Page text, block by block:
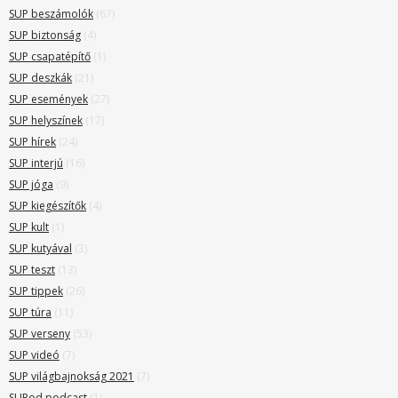
SUP beszámolók (67)
SUP biztonság (4)
SUP csapatépítő (1)
SUP deszkák (21)
SUP események (27)
SUP helyszínek (17)
SUP hírek (24)
SUP interjú (16)
SUP jóga (9)
SUP kiegészítők (4)
SUP kult (1)
SUP kutyával (3)
SUP teszt (13)
SUP tippek (26)
SUP túra (11)
SUP verseny (53)
SUP videó (7)
SUP világbajnokság 2021 (7)